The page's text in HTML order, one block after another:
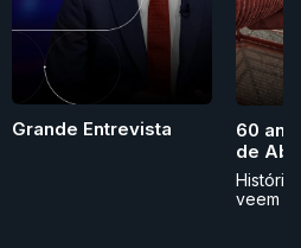
Grande Entrevista
60
de
veem